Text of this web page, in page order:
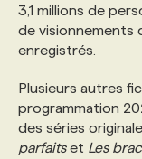
3,1 millions de
de
enregistrés.
Plusieurs autres
programmation
des séries
parfaitset Les